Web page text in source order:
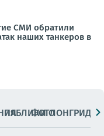
СМИ обратили
наших танкеров в
ПАБЛИКИ
ФОТОЛОНГРИДЫ